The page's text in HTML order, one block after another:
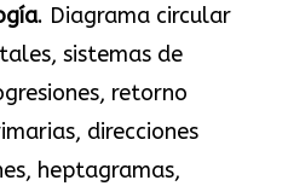
. Diagrama circular
sistemas de
retorno
direcciones
heptagramas,